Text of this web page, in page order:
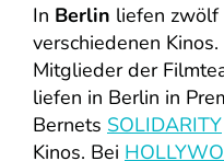
In Berlin liefen
verschiedenen
Mitglieder der
liefen in Berlin in
Bernets SOLIDARITY
Kinos. Bei